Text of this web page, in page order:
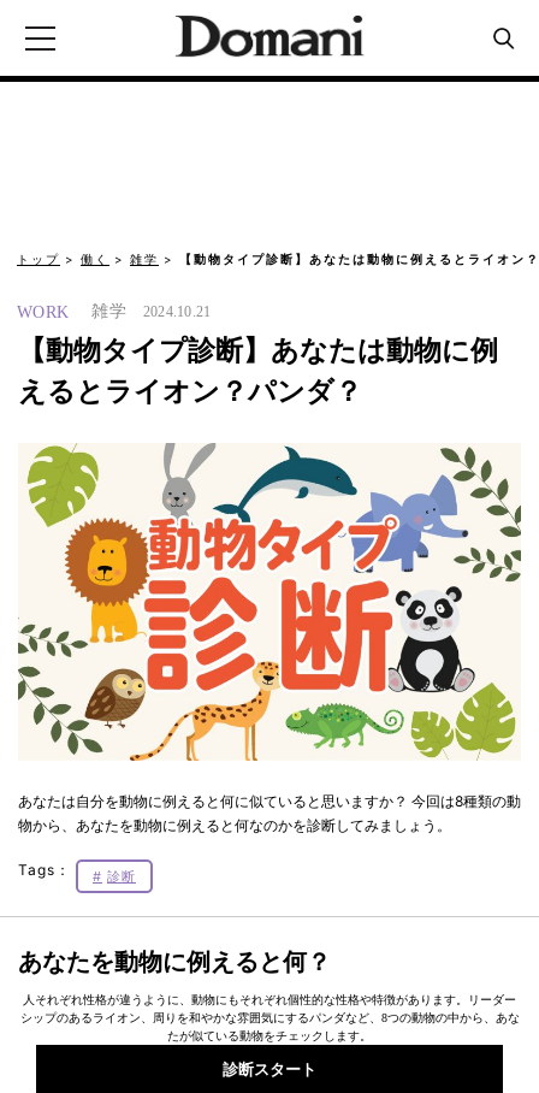
トップ 働く 雑学 【動物タイプ診断】あなたは動物に例えるとライオン
WORK 雑学 2024.10.21
【動物タイプ診断】あなたは動物に例
えるとライオン？パンダ？
あなたは自分を動物に例えると何に似ていると思いますか？ 今回は8種類の動
物から、あなたを動物に例えると何なのかを診断してみましょう。
Tags： 診断
あなたを動物に例えると何？
人それぞれ性格が違うように、動物にもそれぞれ個性的な性格や特徴があります。リーダー
シップのあるライオン、周りを和やかな雰囲気にするパンダなど、8つの動物の中から、あな
たが似ている動物をチェックします。
診断スタート